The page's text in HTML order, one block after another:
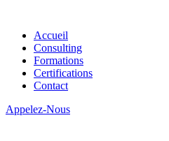
Accueil
Consulting
Formations
Certifications
Contact
Appelez-Nous